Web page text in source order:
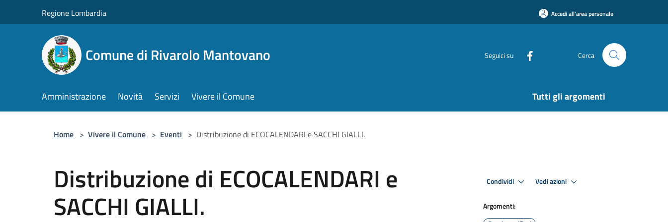
Regione Lombardia Accedi all'area personale
Comune di Rivarolo Mantovano Seguici su Cerca
Amministrazione Novità Servizi Vivere il Comune Tutti gli argomenti
Home > Vivere il Comune > Eventi > Distribuzione di ECOCALENDARI e SACCHI GIALLI.
Distribuzione di ECOCALENDARI e
SACCHI GIALLI.
Condividi Vedi azioni
Argomenti: